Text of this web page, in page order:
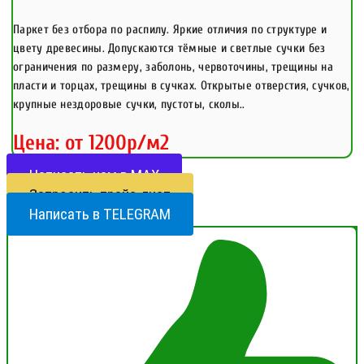
Паркет без отбора по распилу. Яркие отличия по структуре и
цвету древесины. Допускаются тёмные и светлые сучки без
ограничения по размеру, заболонь, червоточины, трещины на
пласти и торцах, трещины в сучках. Открытые отверстия, сучков,
крупные нездоровые сучки, пустоты, сколы..
Цена: от 1200р/м2
Написать нам в МАХ
Запросить прайс-лист
Написать в TELEGRAM